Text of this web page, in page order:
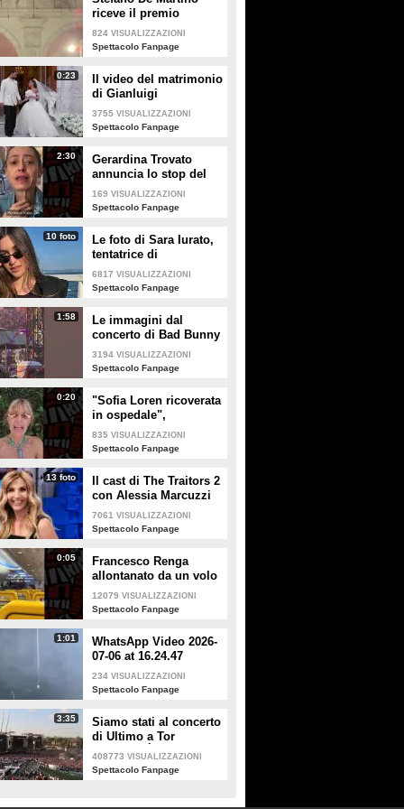
riceve il premio
intitolato al padre
Enrico
824 VISUALIZZAZIONI
Spettacolo Fanpage
0:23
Il video del matrimonio
di Gianluigi
Donnarumma e Alessia
Elefante
3755 VISUALIZZAZIONI
Spettacolo Fanpage
2:30
Gerardina Trovato
annuncia lo stop del
tour per problemi di
salute
169 VISUALIZZAZIONI
Spettacolo Fanpage
10 foto
Le foto di Sara Iurato,
tentatrice di
Temptation Island 2026
6817 VISUALIZZAZIONI
Spettacolo Fanpage
1:58
Le immagini dal
concerto di Bad Bunny
a Milano
3194 VISUALIZZAZIONI
Spettacolo Fanpage
0:20
"Sofia Loren ricoverata
in ospedale",
Alessandra Mussolini
smentisce: "È serena e
835 VISUALIZZAZIONI
Spettacolo Fanpage
13 foto
Il cast di The Traitors 2
con Alessia Marcuzzi
7061 VISUALIZZAZIONI
Spettacolo Fanpage
0:05
Francesco Renga
allontanato da un volo
Ryanair dopo una
discussione con gli
12079 VISUALIZZAZIONI
Spettacolo Fanpage
1:01
WhatsApp Video 2026-
07-06 at 16.24.47
234 VISUALIZZAZIONI
Spettacolo Fanpage
3:35
Siamo stati al concerto
di Ultimo a Tor
Vergata: "È il giorno
che aspettavo, questa è
408773 VISUALIZZAZIONI
Spettacolo Fanpage